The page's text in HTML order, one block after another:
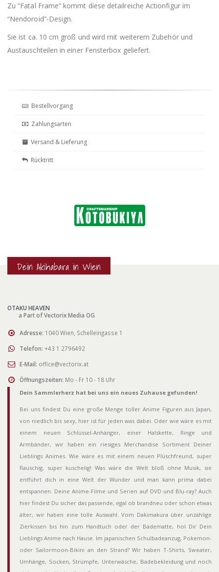
Zu “Fatal Frame” kommt diese detailreiche Actionfigur im
“Nendoroid”-Design.
Sie ist ca. 10 cm groß und wird mit weiterem Zubehör und
Austauschteilen in einer Fensterbox geliefert.
Bestellvorgang
Zahlungsarten
Versand & Lieferung
Rücktritt
Dein Akihabara in Wien
OTAKU HEAVEN
a Part of Vectorix Media OG
Adresse: 1040 Wien, Schelleingasse 1
Telefon: +43 1 2796492
E-Mail: office@vectorix.at
Öffnungszeiten: Mo - Fr 10 - 18 Uhr
Dein Sammlerherz hat bei uns ein neues Zuhause gefunden!
Bei uns findest Du eine große Menge toller Anime Figuren aus Japan,
von niedlich bis sexy, hier ist für jeden was dabei. Oder wie wäre es mit
einem neuen Schlüssel-Anhänger, einer Halskette, Ringe und
Armbänder, wir haben ein riesiges Merchandise Sortiment Deiner
Lieblings Animes. Wie wäre es mit einem neuen Plüschfreund, super
flauschig, super kuschelig! Was wäre die Welt bloß ohne Musik, sie
entführt dich in eine Welt der Wunder und man kann prima dabei
entspannen. Deine Anime-Filme und Serien auf DVD und Blu-ray? Auch
hier findest Du sicher das passende, egal ob brandneu oder schon etwas
älter, wir haben eine tolle Auswahl. Vom Dakimakura über unzählige
Zierkissen bis hin zum Handtuch oder der Badematte, hol Dir Dein
Lieblings Anime nach Hause. Im japanischen Schulbadeanzug, Pokemon-
oder Sailormoon-Bikini an den Strand? Wir haben T-Shirts, Sweater,
Umhänge, Socken, Strümpfe, Unterwäsche, Badebekleidung und noch